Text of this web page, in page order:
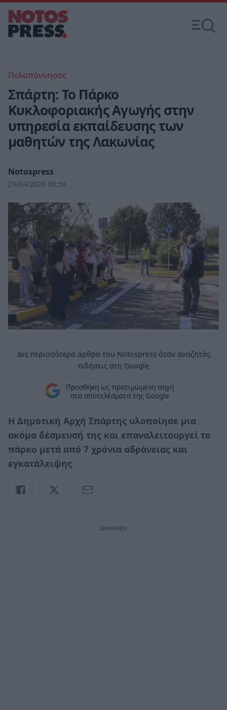
Πελοπόννησος
Σπάρτη: Το Πάρκο
Κυκλοφοριακής Αγωγής στην
υπηρεσία εκπαίδευσης των
μαθητών της Λακωνίας
Notospress
29/04/2026 08:59
Δες περισσότερα άρθρα του Notospress όταν αναζητάς
ειδήσεις στη Google
Προσθήκη ως προτιμώμενη πηγή
στα αποτελέσματα της Google
Η Δημοτική Αρχή Σπάρτης υλοποίησε μια
ακόμα δέσμευσή της και επαναλειτουργεί το
πάρκο μετά από 7 χρόνια αδράνειας και
εγκατάλειψης